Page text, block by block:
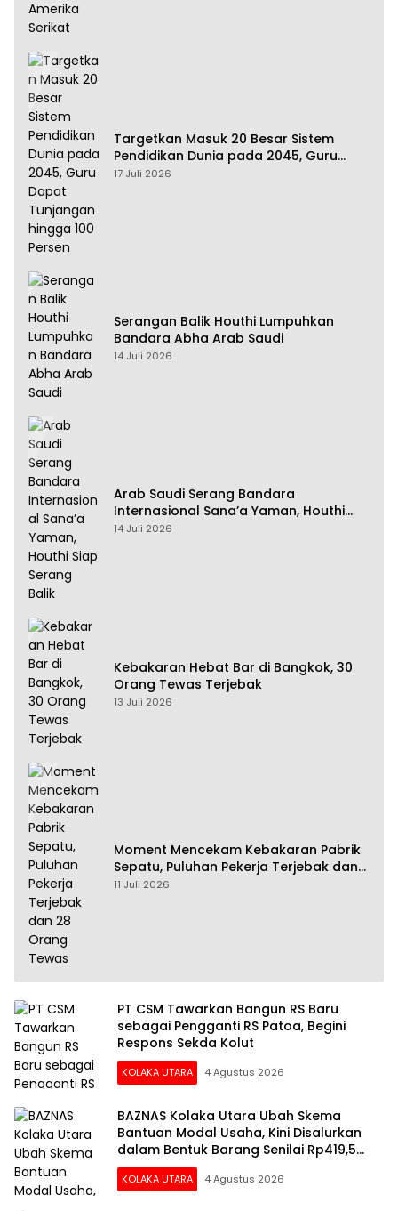
Targetkan Masuk 20 Besar Sistem
Pendidikan Dunia pada 2045, Guru
Dapat Tunjangan hingga 100 Persen
17 Juli 2026
Serangan Balik Houthi Lumpuhkan
Bandara Abha Arab Saudi
14 Juli 2026
Arab Saudi Serang Bandara
Internasional Sana’a Yaman, Houthi
Siap Serang Balik
14 Juli 2026
Kebakaran Hebat Bar di Bangkok, 30
Orang Tewas Terjebak
13 Juli 2026
Moment Mencekam Kebakaran Pabrik
Sepatu, Puluhan Pekerja Terjebak dan
28 Orang Tewas
11 Juli 2026
PT CSM Tawarkan Bangun RS Baru
sebagai Pengganti RS Patoa, Begini
Respons Sekda Kolut
KOLAKA UTARA 4 Agustus 2026
BAZNAS Kolaka Utara Ubah Skema
Bantuan Modal Usaha, Kini Disalurkan
dalam Bentuk Barang Senilai Rp419,5
Juta
KOLAKA UTARA 4 Agustus 2026